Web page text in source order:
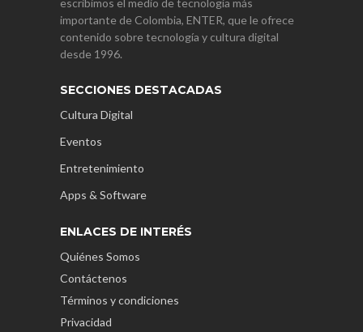
escribimos el medio de tecnología más
importante de Colombia, ENTER, que le ofrece
contenido sobre tecnología y cultura digital
desde 1996.
SECCIONES DESTACADAS
Cultura Digital
Eventos
Entretenimiento
Apps & Software
ENLACES DE INTERÉS
Quiénes Somos
Contáctenos
Términos y condiciones
Privacidad